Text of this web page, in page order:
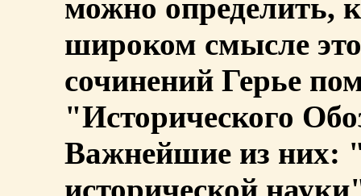
можно определить,
широком смысле
сочинений Герье
"Исторического
Важнейшие из них: